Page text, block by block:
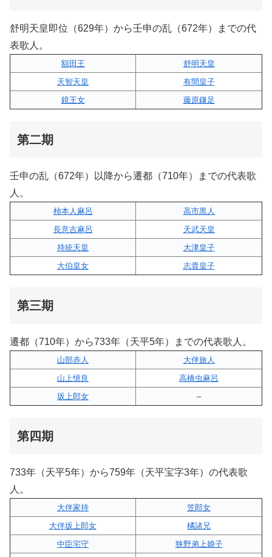
舒明天皇即位（629年）から壬申の乱（672年）までの代
表歌人。
額田王
舒明天皇
天智天皇
有間皇子
鏡王女
藤原鎌足
第二期
壬申の乱（672年）以降から遷都（710年）までの代表歌
人。
柿本人麻呂
高市黒人
長意吉麻呂
天武天皇
持統天皇
大津皇子
大伯皇女
志貴皇子
第三期
遷都（710年）から733年（天平5年）までの代表歌人。
山部赤人
大伴旅人
山上憶良
高橋虫麻呂
坂上郎女
–
第四期
733年（天平5年）から759年（天平宝字3年）の代表歌
人。
大伴家持
笠郎女
大伴坂上郎女
橘諸兄
中臣宅守
狭野弟上娘子